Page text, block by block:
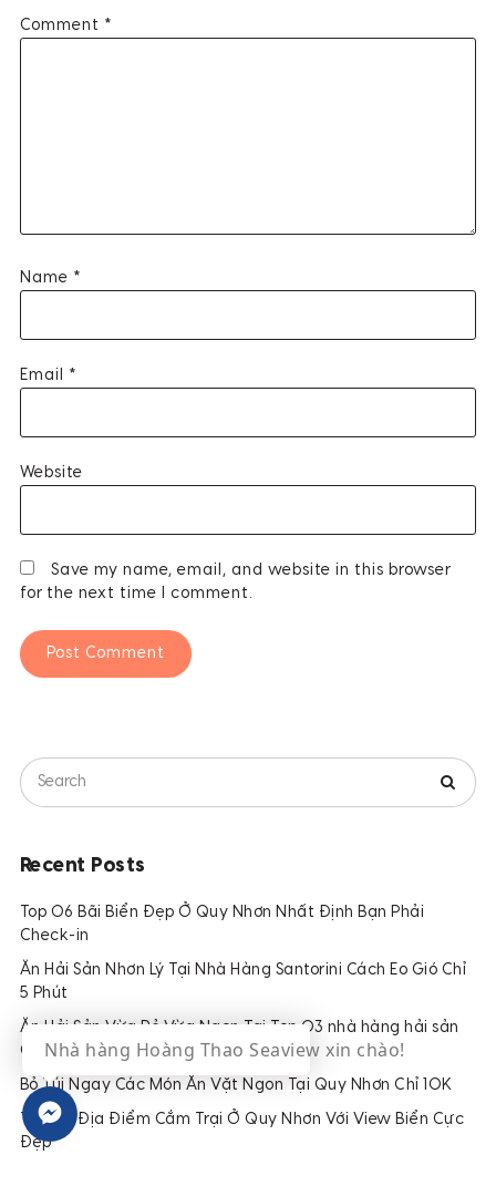
Comment *
Name *
Email *
Website
Save my name, email, and website in this browser
for the next time I comment.
Recent Posts
Top 06 Bãi Biển Đẹp Ở Quy Nhơn Nhất Định Bạn Phải
Check-in
Ăn Hải Sản Nhơn Lý Tại Nhà Hàng Santorini Cách Eo Gió Chỉ
5 Phút
Ăn Hải Sản Vừa Rẻ Vừa Ngon Tại Top 03 nhà hàng hải sản
GẦN FLC QUY NHƠN
Bỏ Túi Ngay Các Món Ăn Vặt Ngon Tại Quy Nhơn Chỉ 10K
Top 05 Địa Điểm Cắm Trại Ở Quy Nhơn Với View Biển Cực
Đẹp